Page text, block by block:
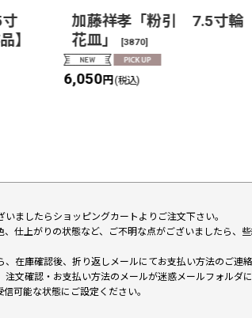
寸
】
加藤祥孝「粉引 7.5寸輪
花皿」
[3870]
6,050円 (税込)
ましたらショッピングカートよりご注文下さい。
仕上がりの状態など、ご不明な点がございましたら、
在庫確認後、折り返しメールにてお支払い方法のご連絡
文確認・お支払い方法のメールが迷惑メールフォルダ
可能な状態にご設定ください。